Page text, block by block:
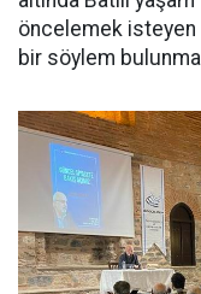
öncelemek
bir söylem